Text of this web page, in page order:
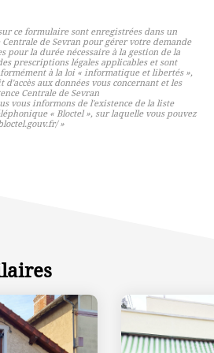
ce formulaire sont enregistrées dans un
de Sevran pour gérer votre demande
pour la durée nécessaire à la gestion de la
prescriptions légales applicables et sont
à la loi « informatique et libertés »,
aux données vous concernant et les
Centrale de Sevran
vous informons de l'existence de la liste
« Bloctel », sur laquelle vous pouvez
»